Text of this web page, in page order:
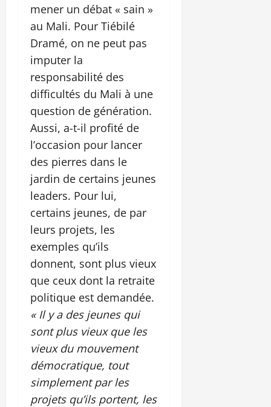
mener un débat « sain »
au Mali. Pour Tiébilé
Dramé, on ne peut pas
imputer la
responsabilité des
difficultés du Mali à une
question de génération.
Aussi, a-t-il profité de
l’occasion pour lancer
des pierres dans le
jardin de certains jeunes
leaders. Pour lui,
certains jeunes, de par
leurs projets, les
exemples qu’ils
donnent, sont plus vieux
que ceux dont la retraite
politique est demandée.
« Il y a des jeunes qui
sont plus vieux que les
vieux du mouvement
démocratique, tout
simplement par les
projets qu’ils portent, les